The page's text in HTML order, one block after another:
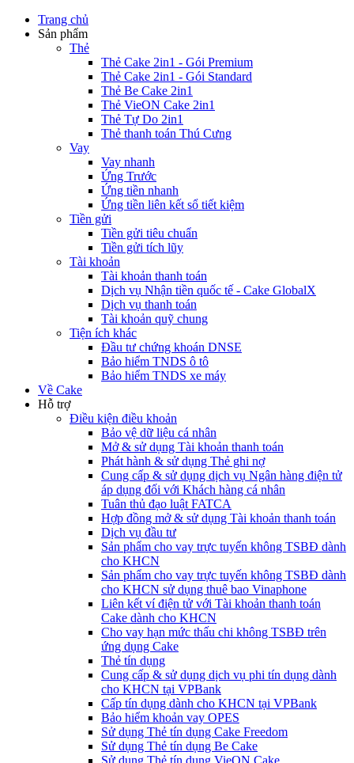
Trang chủ
Sản phẩm
Thẻ
Thẻ Cake 2in1 - Gói Premium
Thẻ Cake 2in1 - Gói Standard
Thẻ Be Cake 2in1
Thẻ VieON Cake 2in1
Thẻ Tự Do 2in1
Thẻ thanh toán Thú Cưng
Vay
Vay nhanh
Ứng Trước
Ứng tiền nhanh
Ứng tiền liên kết sổ tiết kiệm
Tiền gửi
Tiền gửi tiêu chuẩn
Tiền gửi tích lũy
Tài khoản
Tài khoản thanh toán
Dịch vụ Nhận tiền quốc tế - Cake GlobalX
Dịch vụ thanh toán
Tài khoản quỹ chung
Tiện ích khác
Đầu tư chứng khoán DNSE
Bảo hiểm TNDS ô tô
Bảo hiểm TNDS xe máy
Về Cake
Hỗ trợ
Điều kiện điều khoản
Bảo vệ dữ liệu cá nhân
Mở & sử dụng Tài khoản thanh toán
Phát hành & sử dụng Thẻ ghi nợ
Cung cấp & sử dụng dịch vụ Ngân hàng điện tử
áp dụng đối với Khách hàng cá nhân
Tuân thủ đạo luật FATCA
Hợp đồng mở & sử dụng Tài khoản thanh toán
Dịch vụ đầu tư
Sản phẩm cho vay trực tuyến không TSBĐ dành
cho KHCN
Sản phẩm cho vay trực tuyến không TSBĐ dành
cho KHCN sử dụng thuê bao Vinaphone
Liên kết ví điện tử với Tài khoản thanh toán
Cake dành cho KHCN
Cho vay hạn mức thấu chi không TSBĐ trên
ứng dụng Cake
Thẻ tín dụng
Cung cấp & sử dụng dịch vụ phi tín dụng dành
cho KHCN tại VPBank
Cấp tín dụng dành cho KHCN tại VPBank
Bảo hiểm khoản vay OPES
Sử dụng Thẻ tín dụng Cake Freedom
Sử dụng Thẻ tín dụng Be Cake
Sử dụng Thẻ tín dụng VieON Cake